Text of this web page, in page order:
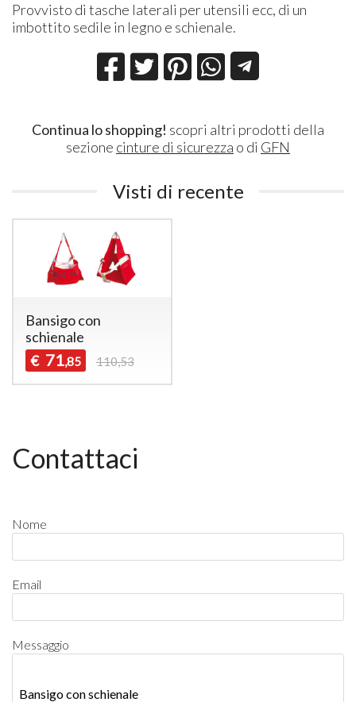
Provvisto di tasche laterali per utensili ecc, di un
imbottito sedile in legno e schienale.
Continua lo shopping! scopri altri prodotti della
sezione cinture di sicurezza o di GFN
Visti di recente
Bansigo con
schienale
€ 71,85 110,53
Contattaci
Nome
Email
Messaggio